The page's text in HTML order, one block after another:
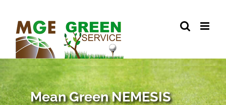
content
Mean Green NEMESIS